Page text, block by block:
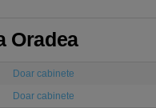
Oradea
Doar cabinete
Doar cabinete